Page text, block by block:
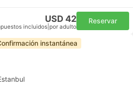
USD 42
incluidos por adulto
Reservar
instantánea